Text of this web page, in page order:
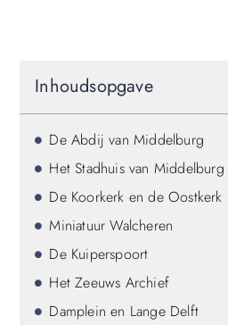
Inhoudsopgave
De Abdij van Middelburg
Het Stadhuis van Middelburg
De Koorkerk en de Oostkerk
Miniatuur Walcheren
De Kuiperspoort
Het Zeeuws Archief
Damplein en Lange Delft